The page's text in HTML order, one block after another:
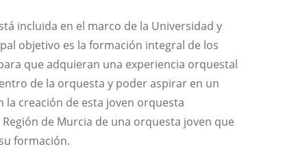
incluida en el marco de la Universidad y
objetivo es la formación integral de los
que adquieran una experiencia orquestal
de la orquesta y poder aspirar en un
la creación de esta joven orquesta
de Murcia de una orquesta joven que
formación.